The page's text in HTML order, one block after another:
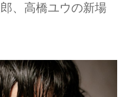
、高橋ユウの新場